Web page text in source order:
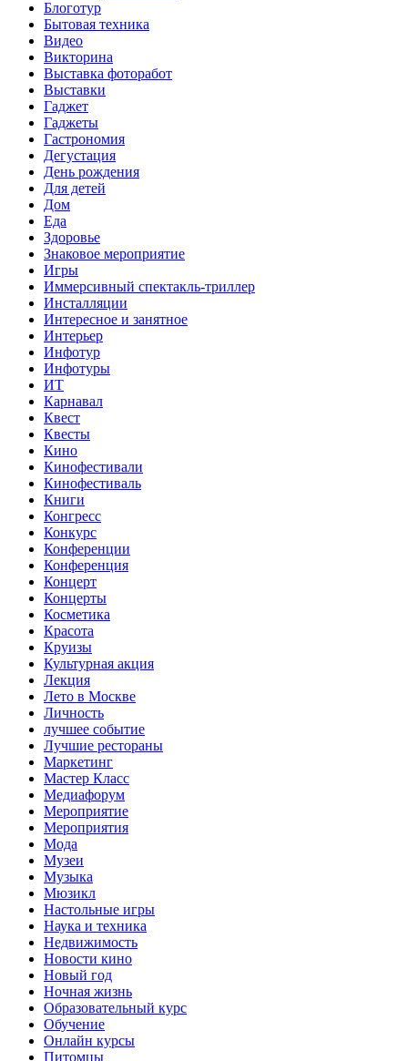
Блоготур
Бытовая техника
Видео
Викторина
Выставка фоторабот
Выставки
Гаджет
Гаджеты
Гастрономия
Дегустация
День рождения
Для детей
Дом
Еда
Здоровье
Знаковое мероприятие
Игры
Иммерсивный спектакль-триллер
Инсталляции
Интересное и занятное
Интерьер
Инфотур
Инфотуры
ИТ
Карнавал
Квест
Квесты
Кино
Кинофестивали
Кинофестиваль
Книги
Конгресс
Конкурс
Конференции
Конференция
Концерт
Концерты
Косметика
Красота
Круизы
Культурная акция
Лекция
Лето в Москве
Личность
лучшее событие
Лучшие рестораны
Маркетинг
Мастер Класс
Медиафорум
Мероприятие
Мероприятия
Мода
Музеи
Музыка
Мюзикл
Настольные игры
Наука и техника
Недвижимость
Новости кино
Новый год
Ночная жизнь
Образовательный курс
Обучение
Онлайн курсы
Питомцы